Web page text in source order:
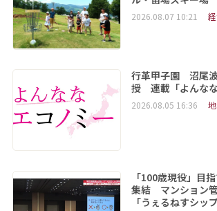
2026.08.07 10:21
行革甲子園 沼尾
授 連載「よんな
2026.08.05 16:36
「100歳現役」目
集結 マンション
「うぇるねすシップ